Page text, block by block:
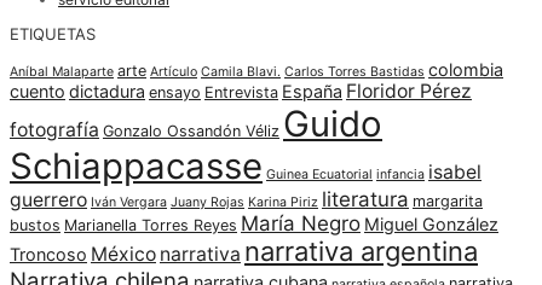
ETIQUETAS
Aníbal Malaparte arte Artículo Camila Blavi. Carlos Torres Bastidas colombia
cuento dictadura ensayo Entrevista España Floridor Pérez
fotografía Gonzalo Ossandón Véliz Guido
Schiappacasse Guinea Ecuatorial infancia isabel
guerrero Iván Vergara Juany Rojas Karina Piriz literatura margarita
bustos Marianella Torres Reyes María Negro Miguel González
Troncoso México narrativa narrativa argentina